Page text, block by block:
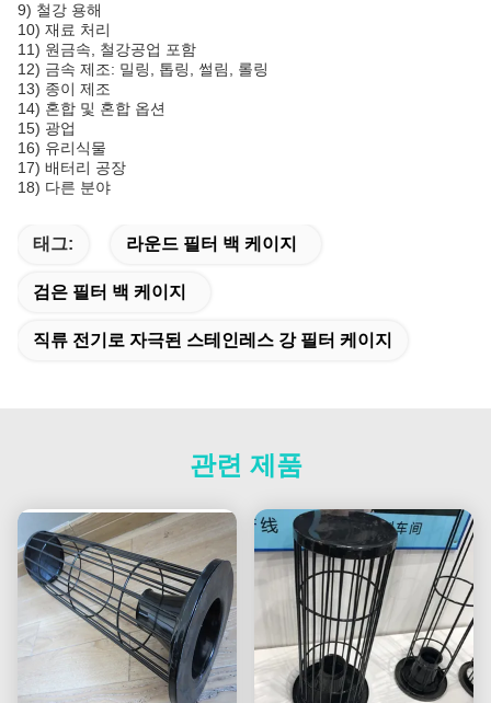
9) 철강 용해
10) 재료 처리
11) 원금속, 철강공업 포함
12) 금속 제조: 밀링, 톱링, 썰림, 롤링
13) 종이 제조
14) 혼합 및 혼합 옵션
15) 광업
16) 유리식물
17) 배터리 공장
18) 다른 분야
태그: 라운드 필터 백 케이지
검은 필터 백 케이지
직류 전기로 자극된 스테인레스 강 필터 케이지
관련 제품